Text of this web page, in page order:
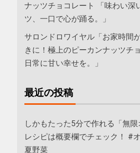
ナッツチョコレート 「味わい深
ツ、一口で心が踊る。」
サロンドロワイヤル「お家時間
きに！極上のピーカンナッツチ
日常に甘い幸せを。」
最近の投稿
しかもたった5分で作れる「無
レシピは概要欄でチェック！ #
夏野菜